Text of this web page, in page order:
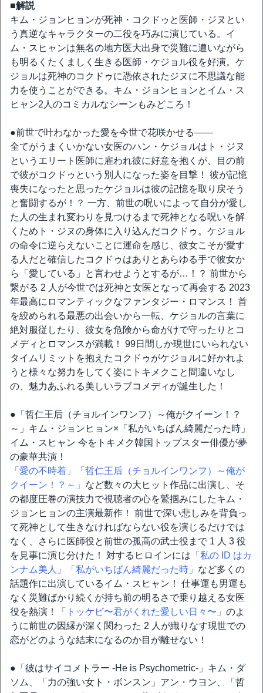
■解説
キム・ジョンヒョンが死神・コクドゥと医師・ジヌとい
う真逆なキャラクターの二役を巧みに演じている。イ
ム・スヒャンは無名の地方医大出身で災難に遭いながら
も明るくたくましく生きる医師・ケジョル役を好演。ケ
ジョルは死神のコクドゥに憑依されたジヌに不思議な能
力を使うことができる。キム・ジョンヒョンとイム・ス
ヒャン2人のコミカルなシーンもみどころ！
●前世で叶わなかった愛を今世で花咲かせる――
全てがうまくいかない女医のハン・ケジョルはト・ジヌ
というエリート医師に雇われ彼に好意を抱くが、目の前
で彼がコクドゥという別人になった姿を目撃！ 彼が記憶
喪失になったと思ったケジョルは彼の記憶を取り戻そう
と奮闘するが！？ 一方、前世の呪いによって自分が愛し
た人の生まれ変わりを見つけるまで死神となる呪いを解
くためト・ジヌの身体に入り込んだコクドゥ。ケジョル
の命令に逆らえないことに運命を感じ、彼女こそが愛す
る人だと確信したコクドゥはありとあらゆる手で彼女か
ら「愛している」と言わせようとするが…！？ 前世から
繋がる 2 人が今世では死神と女医となって再会する 2023
年最高にロマンティックなファンタジー・ロマンス！ 首
を絞められる最悪の出会いから一転、ケジョルの言葉に
絶対服従したり、彼女を危険から命がけで守ったりとコ
メディとロマンスが満載！ 99日間しか現世にいられない
タイムリミットを抱えたコクドゥがケジョルに好かれよ
うと様々な努力をしてく姿にトキメクこと間違いなし
の、魅力あふれる美しいラブコメディが誕生した！
●「哲仁王后（チョルインワンフ）～俺がクイーン！？
～」キム・ジョンヒョン×「私がいちばん綺麗だった時」
イム・スヒャン 今をトキメク韓国トップスター俳優が夢
の豪華共演！
「愛の不時着」
「哲仁王后（チョルインワンフ）～俺が
クイーン！？～」 など数々の大ヒット作品に出演し、そ
の都度圧巻の演技力で視聴者の心を鷲掴みにしたキム・
ジョンヒョンの主演最新作！ 前世で深い悲しみを背負っ
て死神として生きなければならない役を演じるだけでは
なく、さらに医師役と前世の孤高の武士役まで 1 人 3 役
を見事に演じ分けた！ 対するヒロインには 「私の ID はカ
ンナム美人」
「私がいちばん綺麗だった時」 など多くの
話題作に出演しているイム・スヒャン！ 仕事運も男運も
なく災難ばかり続くが持ち前の明るさで乗り越える女医
役を熱演！
「トッケビ〜君がくれた愛しい日々〜」 のよ
うに前世の因縁が深く関わった 2 人が織りなす現世での
恋がどのような結末になるのか目が離せない！
●「彼はサイコメトラー -He is Psychometric-」キム・ダ
ソム、「力の強い女ト・ボンスン」アン・ウヨン、「哲